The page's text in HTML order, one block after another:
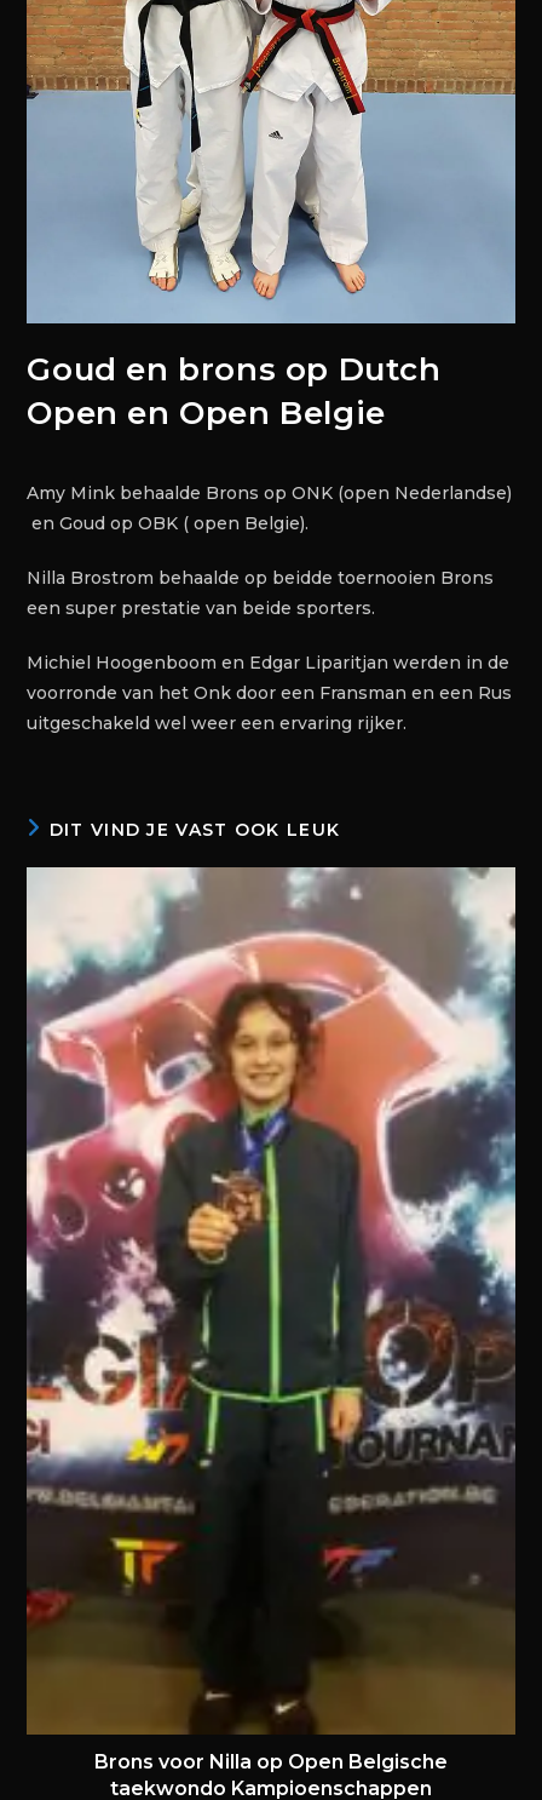
Goud en brons op Dutch
Open en Open Belgie
Amy Mink behaalde Brons op ONK (open Nederlandse)
en Goud op OBK ( open Belgie).
Nilla Brostrom behaalde op beidde toernooien Brons
een super prestatie van beide sporters.
Michiel Hoogenboom en Edgar Liparitjan werden in de
voorronde van het Onk door een Fransman en een Rus
uitgeschakeld wel weer een ervaring rijker.
DIT VIND JE VAST OOK LEUK
Brons voor Nilla op Open Belgische
taekwondo Kampioenschappen